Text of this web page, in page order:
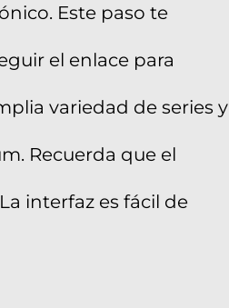
Este paso te
el enlace para
variedad de series y
Recuerda que el
interfaz es fácil de